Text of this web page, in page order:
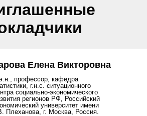
Елена Викторовна
профессор, кафедра
г.н.с. ситуационного
социально-экономического
регионов РФ, Российский
университет имени
Плеханова, г. Москва, Россия.